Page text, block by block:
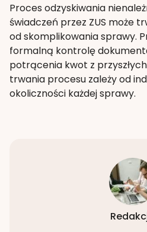
Proces odzyskiwania
świadczeń przez ZUS może
od skomplikowania sprawy.
formalną kontrolę
potrącenia kwot z
trwania procesu zależy od
okoliczności każdej sprawy.